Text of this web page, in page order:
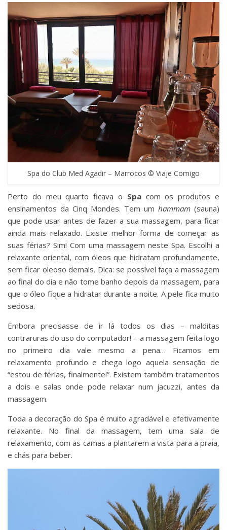
Spa do Club Med Agadir – Marrocos © Viaje Comigo
Perto do meu quarto ficava o Spacom os produtos e
ensinamentos da Cinq Mondes. Tem um hammam (sauna)
que pode usar antes de fazer a sua massagem, para ficar
ainda mais relaxado. Existe melhor forma de começar as
suas férias? Sim! Com uma massagem neste Spa. Escolhi a
relaxante oriental, com óleos que hidratam profundamente,
sem ficar oleoso demais. Dica: se possível faça a massagem
ao final do dia e não tome banho depois da massagem, para
que o óleo fique a hidratar durante a noite. A pele fica muito
sedosa.
Embora precisasse de ir lá todos os dias – malditas
contraruras do uso do computador! – a massagem feita logo
no primeiro dia vale mesmo a pena… Ficamos em
relaxamento profundo e chega logo aquela sensação de
“estou de férias, finalmente!”. Existem também tratamentos
a dois e salas onde pode relaxar num jacuzzi, antes da
massagem.
Toda a decoração do Spa é muito agradável e efetivamente
relaxante. No final da massagem, tem uma sala de
relaxamento, com as camas a plantarem a vista para a praia,
e chás para beber.